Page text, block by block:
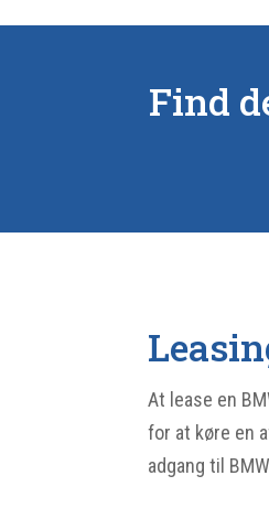
Find
At lease en
for at køre en
adgang til